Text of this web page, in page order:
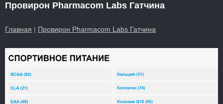
Провирон Pharmacom Labs Гатчина
Главная | Провирон Pharmacom Labs Гатчина